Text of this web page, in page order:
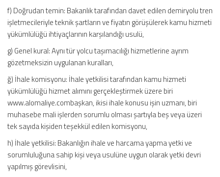
f) Doğrudan temin: Bakanlık tarafından davet edilen demiryolu tren
işletmecileriyle teknik şartların ve fiyatın görüşülerek kamu hizmeti
yükümlülüğü ihtiyaçlarının karşılandığı usulü,
g) Genel kural: Aynı tür yolcu taşımacılığı hizmetlerine ayrım
gözetmeksizin uygulanan kuralları,
ğ) İhale komisyonu: İhale yetkilisi tarafından kamu hizmeti
yükümlülüğü hizmet alımını gerçekleştirmek üzere biri
www.alomaliye.combaşkan, ikisi ihale konusu işin uzmanı, biri
muhasebe mali işlerden sorumlu olması şartıyla beş veya üzeri
tek sayıda kişiden teşekkül edilen komisyonu,
h) İhale yetkilisi: Bakanlığın ihale ve harcama yapma yetki ve
sorumluluğuna sahip kişi veya usulüne uygun olarak yetki devri
yapılmış görevlisini,